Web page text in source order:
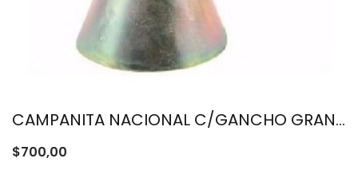
CAMPANITA NACIONAL C/GANCHO GRANDE
$700,00